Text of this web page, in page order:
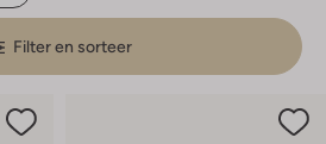
Filter en sorteer